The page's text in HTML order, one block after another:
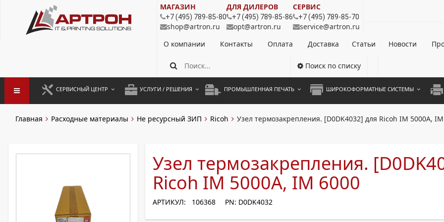
МАГАЗИН
+7 (495) 789-85-80
shop@artron.ru
ДЛЯ ДИЛЕРОВ
+7 (495) 789-85-86
opt@artron.ru
СЕРВИС
+7 (495) 789-85-70
service@artron.ru
О компании
Контакты Оплата Доставка Статьи Новости
Поиск по списку
СЕРВИСНЫЙ ЦЕНТР
ПРОФИЛАКТИКА И ТО
РАЗОВЫЕ РЕМОНТЫ
УСЛУГИ / РЕШЕНИЯ
АРЕНДА ОБОРУДОВАНИЯ
ПРОМЫШЛЕННАЯ ПЕЧАТЬ ШИРОКОФОРМАТНЫЕ СИСТЕМЫ
А4
Главная Расходные материалы Не ресурсный ЗИП Ricoh Узел термозакрепления. [D0DK4032] для Ricoh IM 5000A,
Узел термозакрепления.
Ricoh IM 5000A, IM 6000
АРТИКУЛ: 106368 PN: D0DK4032